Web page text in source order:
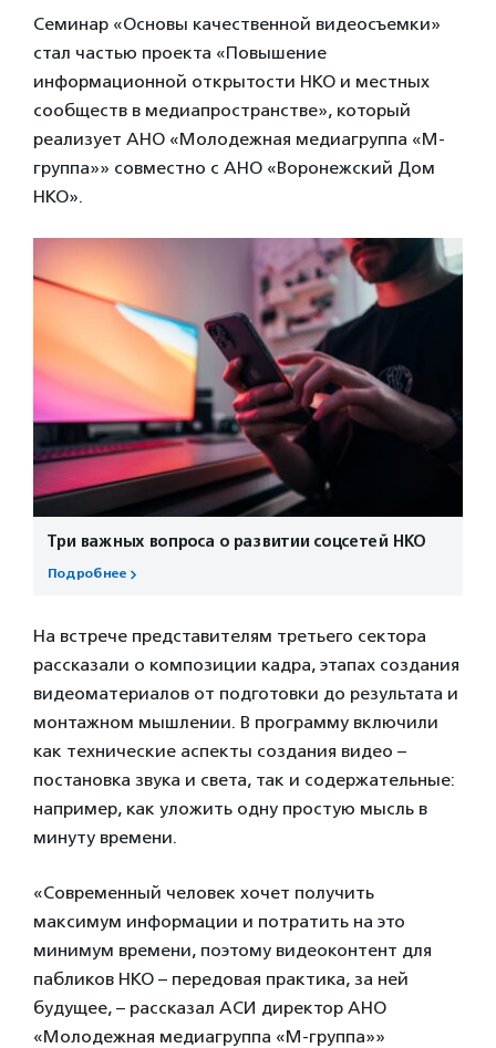
Семинар «Основы качественной видеосъемки»
стал частью проекта «Повышение
информационной открытости НКО и местных
сообществ в медиапространстве», который
реализует АНО «Молодежная медиагруппа «М-
группа»» совместно с АНО «Воронежский Дом
НКО».
Три важных вопроса о развитии соцсетей НКО
Подробнее
На встрече представителям третьего сектора
рассказали о композиции кадра, этапах создания
видеоматериалов от подготовки до результата и
монтажном мышлении. В программу включили
как технические аспекты создания видео –
постановка звука и света, так и содержательные:
например, как уложить одну простую мысль в
минуту времени.
«Современный человек хочет получить
максимум информации и потратить на это
минимум времени, поэтому видеоконтент для
пабликов НКО – передовая практика, за ней
будущее, – рассказал АСИ директор АНО
«Молодежная медиагруппа «М-группа»»